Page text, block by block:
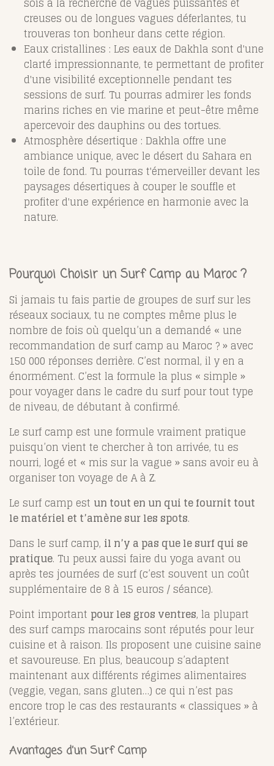
creuses ou de longues vagues déferlantes, tu
trouveras ton bonheur dans cette région.
Eaux cristallines : Les eaux de Dakhla sont d'une
clarté impressionnante, te permettant de profiter
d'une visibilité exceptionnelle pendant tes
sessions de surf. Tu pourras admirer les fonds
marins riches en vie marine et peut-être même
apercevoir des dauphins ou des tortues.
Atmosphère désertique : Dakhla offre une
ambiance unique, avec le désert du Sahara en
toile de fond. Tu pourras t'émerveiller devant les
paysages désertiques à couper le souffle et
profiter d'une expérience en harmonie avec la
nature.
Pourquoi Choisir un Surf Camp au Maroc ?
Si jamais tu fais partie de groupes de surf sur les
réseaux sociaux, tu ne comptes même plus le
nombre de fois où quelqu’un a demandé « une
recommandation de surf camp au Maroc ? » avec
150 000 réponses derrière. C’est normal, il y en a
énormément. C’est la formule la plus « simple »
pour voyager dans le cadre du surf pour tout type
de niveau, de débutant à confirmé.
Le surf camp est une formule vraiment pratique
puisqu’on vient te chercher à ton arrivée, tu es
nourri, logé et « mis sur la vague » sans avoir eu à
organiser ton voyage de A à Z.
Le surf camp est un tout en un qui te fournit tout
le matériel et t’amène sur les spots.
Dans le surf camp, il n’y a pas que le surf qui se
pratique. Tu peux aussi faire du yoga avant ou
après tes journées de surf (c’est souvent un coût
supplémentaire de 8 à 15 euros / séance).
Point important pour les gros ventres, la plupart
des surf camps marocains sont réputés pour leur
cuisine et à raison. Ils proposent une cuisine saine
et savoureuse. En plus, beaucoup s’adaptent
maintenant aux différents régimes alimentaires
(veggie, vegan, sans gluten…) ce qui n’est pas
encore trop le cas des restaurants « classiques » à
l’extérieur.
Avantages d’un Surf Camp